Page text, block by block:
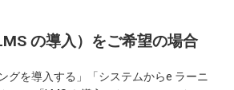
の導入）をご希望の場合
グを導入する」「システムからe ラーニ